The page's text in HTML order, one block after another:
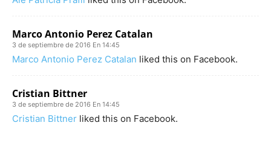
Marco Antonio Perez Catalan
3 de septiembre de 2016 En 14:45
Marco Antonio Perez Catalan liked this on Facebook.
Cristian Bittner
3 de septiembre de 2016 En 14:45
Cristian Bittner liked this on Facebook.